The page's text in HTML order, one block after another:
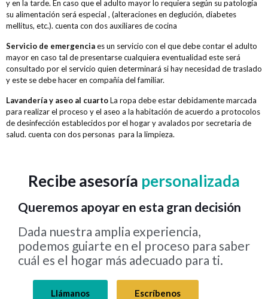
y en la tarde. En caso que el adulto mayor lo requiera según su patología
su alimentación será especial , (alteraciones en deglución, diabetes
mellitus, etc.). cuenta con dos auxiliares de cocina
Servicio de emergenciaes un servicio con el que debe contar el adulto
mayor en caso tal de presentarse cualquiera eventualidad este será
consultado por el servicio quien determinará si hay necesidad de traslado
y este se debe hacer en compañía del familiar.
Lavandería y aseo al cuartoLa ropa debe estar debidamente marcada
para realizar el proceso y el aseo a la habitación de acuerdo a protocolos
de desinfección establecidos por el hogar y avalados por secretaria de
salud. cuenta con dos personas para la limpieza.
Recibe asesoría personalizada
Queremos apoyar en esta gran decisión
Dada nuestra amplia experiencia,
podemos guiarte en el proceso para saber
cuál es el hogar más adecuado para ti.
Llámanos Escríbenos